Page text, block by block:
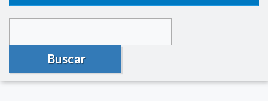
Buscar